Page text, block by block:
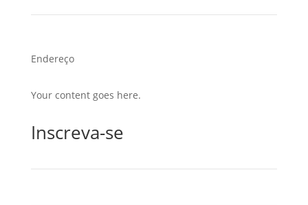
Endereço
Your content goes here.
Inscreva-se